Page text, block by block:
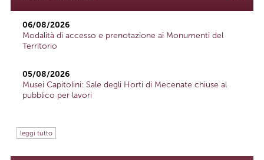
06/08/2026
Modalità di accesso e prenotazione ai Monumenti del
Territorio
05/08/2026
Musei Capitolini: Sale degli Horti di Mecenate chiuse al
pubblico per lavori
leggi tutto